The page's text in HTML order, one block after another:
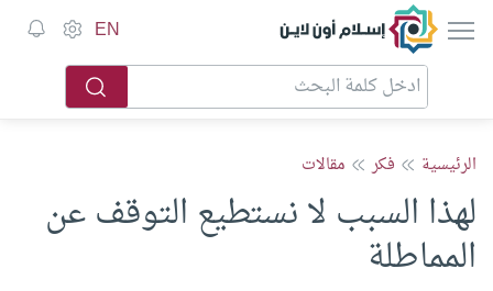
إسلام أون لاين EN
الرئيسية فكر مقالات
لهذا السبب لا نستطيع التوقف عن
المماطلة